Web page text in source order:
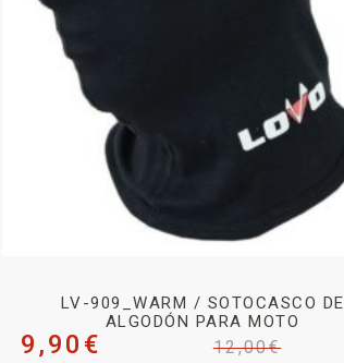
LV-909_WARM / SOTOCASCO DE
ALGODÓN PARA MOTO
12,00€
9,90 €